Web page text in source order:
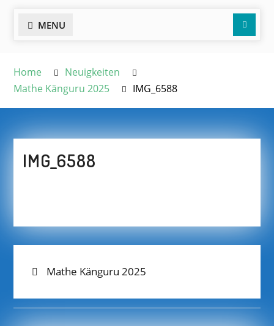
MENU
Home
Neuigkeiten
Mathe Känguru 2025
IMG_6588
IMG_6588
BEITRAGS-
Previous
Mathe Känguru 2025